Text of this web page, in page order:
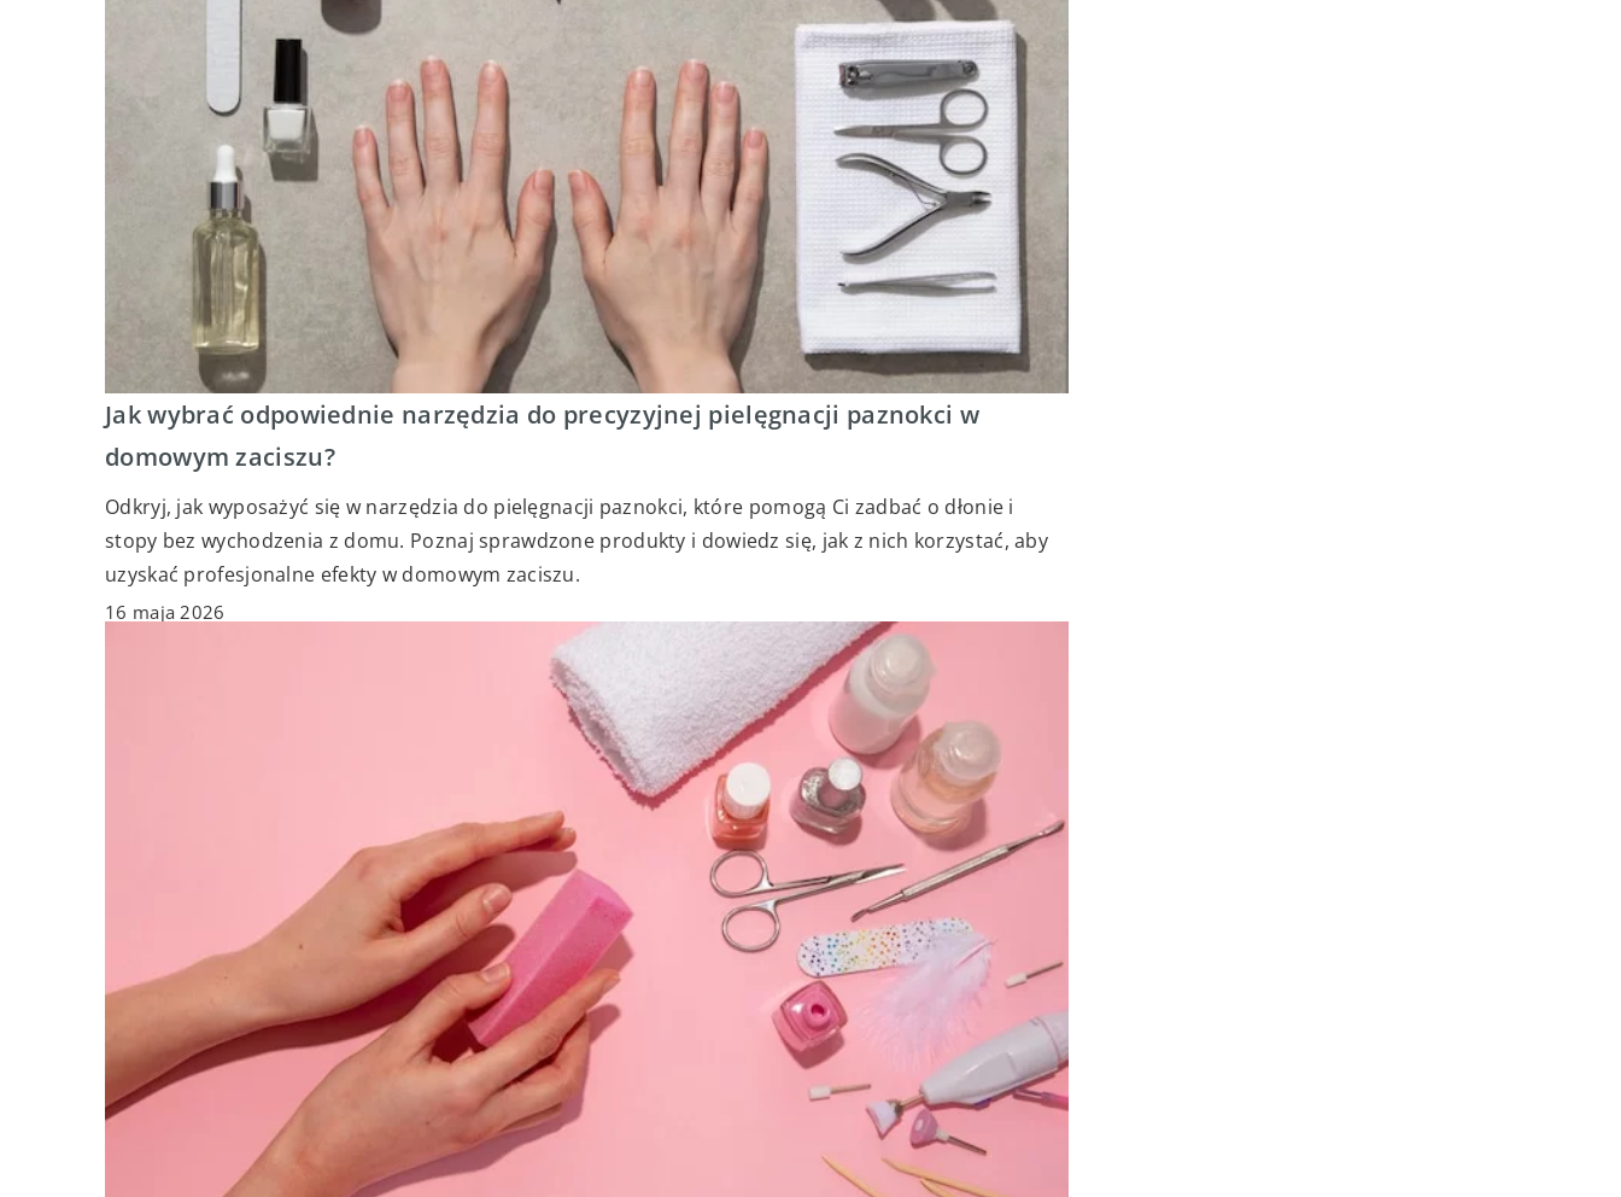
Jak wybrać odpowiednie narzędzia do precyzyjnej pielęgnacji paznokci w
domowym zaciszu?
Odkryj, jak wyposażyć się w narzędzia do pielęgnacji paznokci, które pomogą Ci zadbać o dłonie i
stopy bez wychodzenia z domu. Poznaj sprawdzone produkty i dowiedz się, jak z nich korzystać, aby
uzyskać profesjonalne efekty w domowym zaciszu.
16 maja 2026